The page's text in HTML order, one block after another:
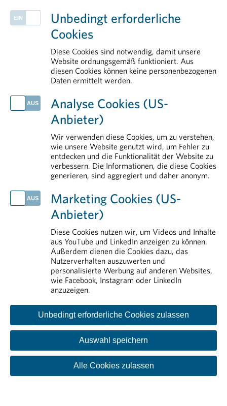
Klinische Forschung
Positionen der pharmazeutischen Industrie zur Standortstärkung
Mitgliedsunternehmen
Rare Diseases
Communications
Life Sciences in Österreich: Der Standort braucht Rückenwind
Mit gut vorbereiteter Reiseapotheke in einen entspannteren Urlaub
IM DETAIL
Arzneimittelsicherheit
Transparenz
Aus- und Weiterbildung
Erstattung von Arzneimitteln
Pharmareferenten
Impressum
Disclaimer
Datenschutzinformation
Cookie-Einstellungen
Unbedingt erforderliche
Cookies
Diese Cookies sind notwendig, damit unsere
Website ordnungsgemäß funktioniert. Aus
diesen Cookies können keine personenbezogenen
Daten ermittelt werden.
Analyse Cookies (US-
Anbieter)
Wir verwenden diese Cookies, um zu verstehen,
wie unsere Website genutzt wird, um Fehler zu
entdecken und die Funktionalität der Website zu
verbessern. Die Informationen, die diese Cookies
generieren, sind aggregiert und daher anonym.
Marketing Cookies (US-
Anbieter)
Diese Cookies nutzen wir, um Videos und Inhalte
aus YouTube und LinkedIn anzeigen zu können.
Außerdem dienen die Cookies dazu, das
Nutzerverhalten auszuwerten und
personalisierte Werbung auf anderen Websites,
wie Facebook, Instagram oder LinkedIn
anzuzeigen.
Unbedingt erforderliche Cookies zulassen
Auswahl speichern
Alle Cookies zulassen